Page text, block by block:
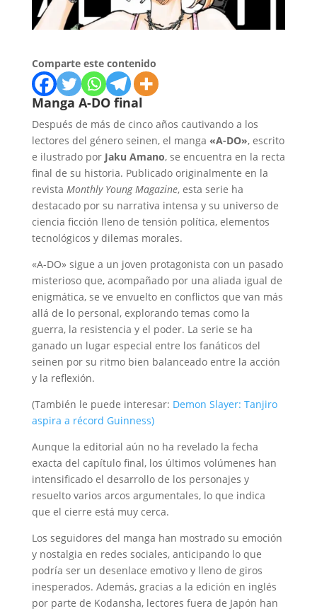
Comparte este contenido
Manga A-DO final
Después de más de cinco años cautivando a los
lectores del género seinen, el manga «A-DO», escrito
e ilustrado por Jaku Amano, se encuentra en la recta
final de su historia. Publicado originalmente en la
revista Monthly Young Magazine, esta serie ha
destacado por su narrativa intensa y su universo de
ciencia ficción lleno de tensión política, elementos
tecnológicos y dilemas morales.
«A-DO» sigue a un joven protagonista con un pasado
misterioso que, acompañado por una aliada igual de
enigmática, se ve envuelto en conflictos que van más
allá de lo personal, explorando temas como la
guerra, la resistencia y el poder. La serie se ha
ganado un lugar especial entre los fanáticos del
seinen por su ritmo bien balanceado entre la acción
y la reflexión.
(También le puede interesar: Demon Slayer: Tanjiro
aspira a récord Guinness)
Aunque la editorial aún no ha revelado la fecha
exacta del capítulo final, los últimos volúmenes han
intensificado el desarrollo de los personajes y
resuelto varios arcos argumentales, lo que indica
que el cierre está muy cerca.
Los seguidores del manga han mostrado su emoción
y nostalgia en redes sociales, anticipando lo que
podría ser un desenlace emotivo y lleno de giros
inesperados. Además, gracias a la edición en inglés
por parte de Kodansha, lectores fuera de Japón han